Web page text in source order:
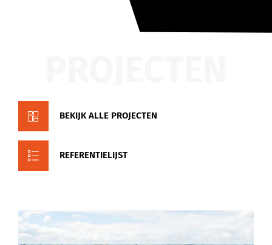
BEKIJK ALLE PROJECTEN
REFERENTIELIJST